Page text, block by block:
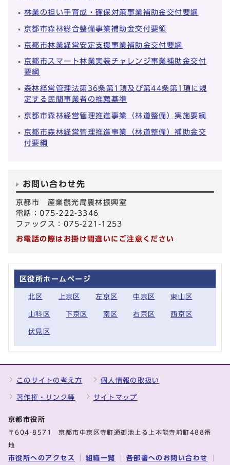
林業の担い手育成・確保対策事業補助金交付要綱
京都市森林総合整備事業補助金交付要領
京都市林業経営安定支援事業補助金交付要綱
京都市スマート林業実装チャレンジ事業補助金交付
要綱
森林経営管理法第36条第1項及び第44条第1項に規
定する民間事業者の推薦基準
京都市森林経営管理推進事業（林道整備）実施要綱
京都市森林経営管理推進事業（林道整備）補助金交
付要綱
お問い合わせ先
京都市 産業観光局農林振興室
電話：075-222-3346
ファックス：075-221-1253
お電話の際はお掛け間違いにご注意ください
区役所ホームページ
北区 上京区 左京区 中京区 東山区
山科区 下京区 南区 右京区 西京区
伏見区
このサイトの考え方 個人情報の取扱い
著作権・リンク等 サイトマップ
京都市役所
〒604-8571 京都市中京区寺町通御池上る上本能寺前町488番
地
市役所へのアクセス 組織一覧 各部署へのお問い合わせ